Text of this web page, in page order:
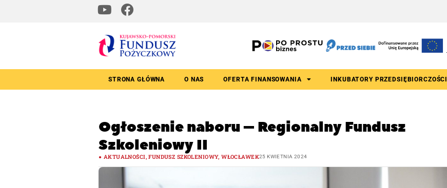
STRONA GŁÓWNA O NAS OFERTA FINANSOWANIA INKUBATORY PRZEDSIĘBIORCZOŚCI
Ogłoszenie naboru – Regionalny Fundusz
Szkoleniowy II
AKTUALNOŚCI,FUNDUSZ SZKOLENIOWY,WŁOCŁAWEK25 KWIETNIA 2024